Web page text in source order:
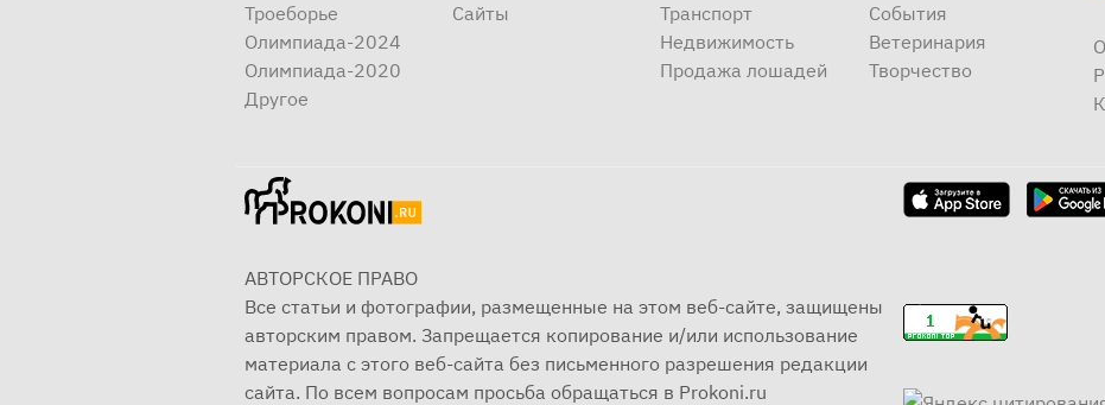
Троеборье
Олимпиада-2024
Олимпиада-2020
Другое
Сайты
Транспорт
Недвижимость
Продажа лошадей
События
Ветеринария
Творчество
АВТОРСКОЕ ПРАВО
Все статьи и фотографии, размещенные на этом веб-сайте, защищены
авторским правом. Запрещается копирование и/или использование
материала с этого веб-сайта без письменного разрешения редакции
сайта. По всем вопросам просьба обращаться в Prokoni.ru